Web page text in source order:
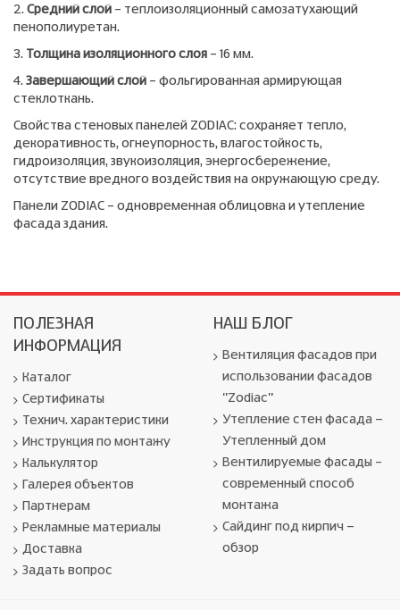
2. Средний слой – теплоизоляционный самозатухающий
пенополиуретан.
3. Толщина изоляционного слоя – 16 мм.
4. Завершающий слой – фольгированная армирующая
стеклоткань.
Свойства стеновых панелей ZODIAC: сохраняет тепло,
декоративность, огнеупорность, влагостойкость,
гидроизоляция, звукоизоляция, энергосбережение,
отсутствие вредного воздействия на окружающую среду.
Панели ZODIAC – одновременная облицовка и утепление
фасада здания.
ПОЛЕЗНАЯ
ИНФОРМАЦИЯ
Каталог
Сертификаты
Технич. характеристики
Инструкция по монтажу
Калькулятор
Галерея объектов
Партнерам
Рекламные материалы
Доставка
Задать вопрос
НАШ БЛОГ
Вентиляция фасадов при
использовании фасадов
"Zodiac"
Утепление стен фасада -
Утепленный дом
Вентилируемые фасады –
современный способ
монтажа
Сайдинг под кирпич -
обзор